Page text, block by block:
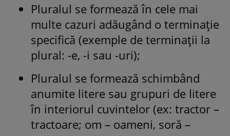
Pluralul se formează în cele mai
multe cazuri adăugând o terminație
specifică (exemple de terminații la
plural: -e, -i sau -uri);
Pluralul se formează schimbând
anumite litere sau grupuri de litere
în interiorul cuvintelor (ex: tractor –
tractoare; om – oameni, soră –